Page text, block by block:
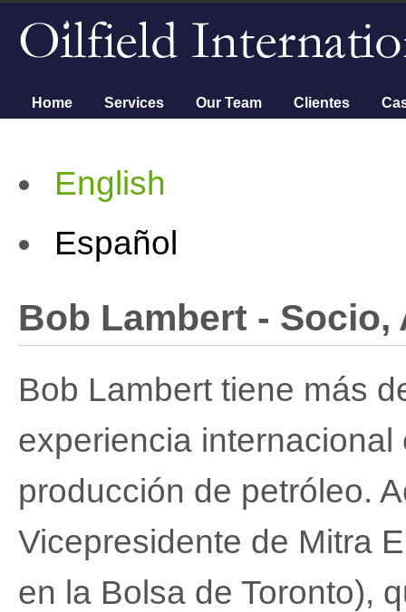
Menú principal
Home Services Our Team Clientes
English
Español
Bob Lambert -
Bob Lambert tiene más
experiencia
producción de petróleo.
Vicepresidente de Mitra
en la Bolsa de Toronto),